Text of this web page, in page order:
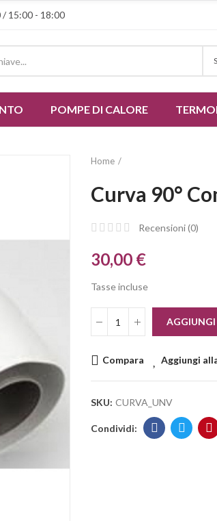
/ 15:00 - 18:00
POMPE DI CALORE
Home
Curva 90°
Recensioni (0)
30,00 €
Tasse incluse
AGGIUNGI
Compara Aggiungi
SKU: CURVA_UNV